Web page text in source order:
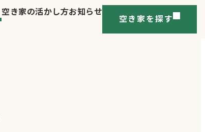
空き家の活かし方お知らせ
空き家を探す